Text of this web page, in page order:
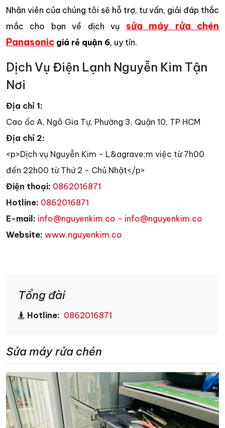
Nhân viên của chúng tôi sẽ hỗ trợ, tư vấn, giải đáp thắc
mắc cho bạn về dịch vụ sửa máy rửa chén
Panasonic giá rẻ quận 6, uy tín.
Dịch Vụ Điện Lạnh Nguyễn Kim Tận
Nơi
Địa chỉ 1:
Cao ốc A, Ngô Gia Tự, Phường 3, Quận 10, TP HCM
Địa chỉ 2:
<p>Dịch vụ Nguyễn Kim - L&agrave;m việc từ 7h00
đến 22h00 từ Thứ 2 - Chủ Nhật</p>
Điện thoại: 0862016871
Hotline: 0862016871
E-mail: info@nguyenkim.co - info@nguyenkim.co
Website: www.nguyenkim.co
Tổng đài
Hotline: 0862016871
Sửa máy rửa chén